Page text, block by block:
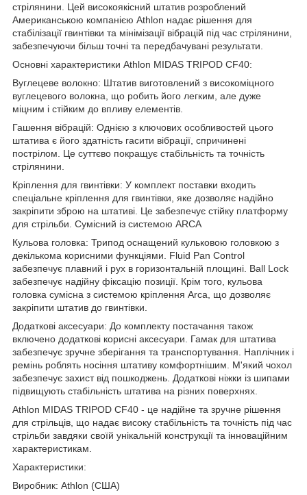
стрілянини. Цей високоякісний штатив розроблений
Американською компанією Athlon надає рішення для
стабілізації гвинтівки та мінімізації вібрацій під час стрілянини,
забезпечуючи більш точні та передбачувані результати.
Основні характеристики Athlon MIDAS TRIPOD CF40:
Вуглецеве волокно: Штатив виготовлений з високоміцного
вуглецевого волокна, що робить його легким, але дуже
міцним і стійким до впливу елементів.
Гашення вібрацій: Однією з ключових особливостей цього
штатива є його здатність гасити вібрації, спричинені
пострілом. Це суттєво покращує стабільність та точність
стрілянини.
Кріплення для гвинтівки: У комплект поставки входить
спеціальне кріплення для гвинтівки, яке дозволяє надійно
закріпити зброю на штативі. Це забезпечує стійку платформу
для стрільби. Сумісний із системою ARCA
Кульова головка: Трипод оснащений кульковою головкою з
декількома корисними функціями. Fluid Pan Control
забезпечує плавний і рух в горизонтальній площині. Ball Lock
забезпечує надійну фіксацію позиції. Крім того, кульова
головка сумісна з системою кріплення Arca, що дозволяє
закріпити штатив до гвинтівки.
Додаткові аксесуари: До комплекту постачання також
включено додаткові корисні аксесуари. Гамак для штатива
забезпечує зручне зберігання та транспортування. Наплічник і
ремінь роблять носіння штативу комфортнішим. М'який чохол
забезпечує захист від пошкоджень. Додаткові ніжки із шипами
підвищують стабільність штатива на різних поверхнях.
Athlon MIDAS TRIPOD CF40 - це надійне та зручне рішення
для стрільців, що надає високу стабільність та точність під час
стрільби завдяки своїй унікальній конструкції та інноваційним
характеристикам.
Характеристики:
Виробник: Athlon (США)